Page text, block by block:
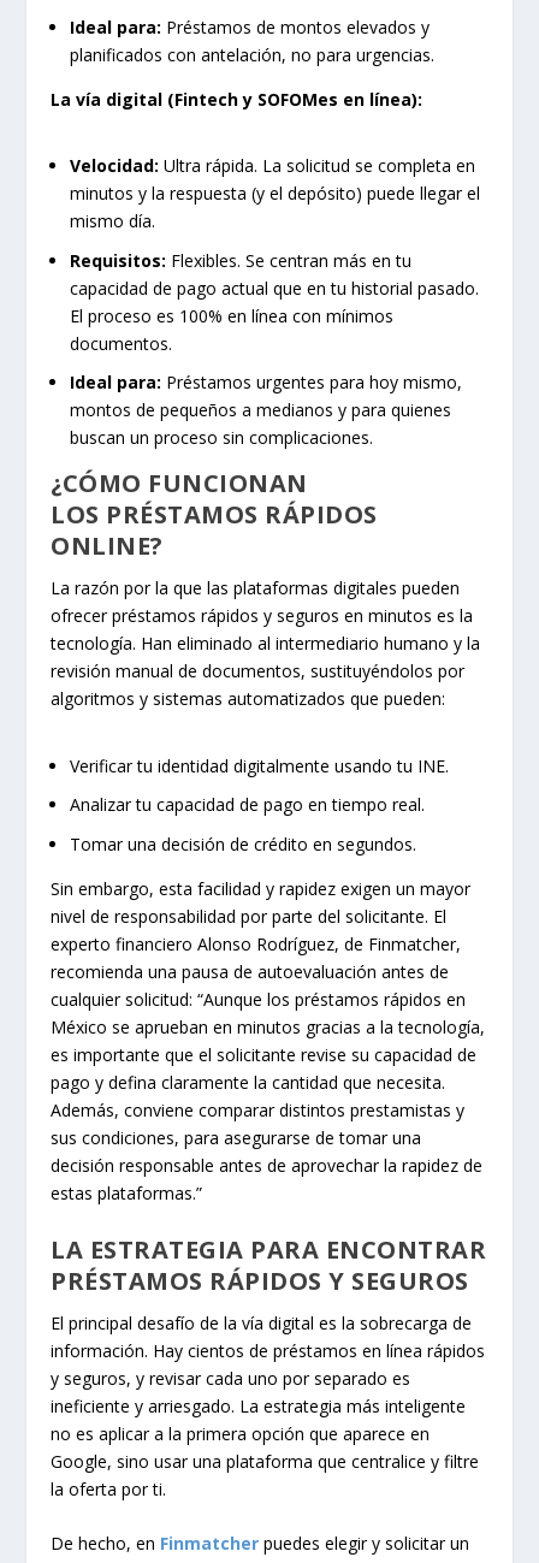
Ideal para: Préstamos de montos elevados y
planificados con antelación, no para urgencias.
La vía digital (Fintech y SOFOMes en línea):
Velocidad: Ultra rápida. La solicitud se completa en
minutos y la respuesta (y el depósito) puede llegar el
mismo día.
Requisitos: Flexibles. Se centran más en tu
capacidad de pago actual que en tu historial pasado.
El proceso es 100% en línea con mínimos
documentos.
Ideal para: Préstamos urgentes para hoy mismo,
montos de pequeños a medianos y para quienes
buscan un proceso sin complicaciones.
¿CÓMO FUNCIONAN
LOS PRÉSTAMOS RÁPIDOS
ONLINE?
La razón por la que las plataformas digitales pueden
ofrecer préstamos rápidos y seguros en minutos es la
tecnología. Han eliminado al intermediario humano y la
revisión manual de documentos, sustituyéndolos por
algoritmos y sistemas automatizados que pueden:
Verificar tu identidad digitalmente usando tu INE.
Analizar tu capacidad de pago en tiempo real.
Tomar una decisión de crédito en segundos.
Sin embargo, esta facilidad y rapidez exigen un mayor
nivel de responsabilidad por parte del solicitante. El
experto financiero Alonso Rodríguez, de Finmatcher,
recomienda una pausa de autoevaluación antes de
cualquier solicitud: “Aunque los préstamos rápidos en
México se aprueban en minutos gracias a la tecnología,
es importante que el solicitante revise su capacidad de
pago y defina claramente la cantidad que necesita.
Además, conviene comparar distintos prestamistas y
sus condiciones, para asegurarse de tomar una
decisión responsable antes de aprovechar la rapidez de
estas plataformas.”
LA ESTRATEGIA PARA ENCONTRAR
PRÉSTAMOS RÁPIDOS Y SEGUROS
El principal desafío de la vía digital es la sobrecarga de
información. Hay cientos de préstamos en línea rápidos
y seguros, y revisar cada uno por separado es
ineficiente y arriesgado. La estrategia más inteligente
no es aplicar a la primera opción que aparece en
Google, sino usar una plataforma que centralice y filtre
la oferta por ti.
De hecho, en Finmatcher puedes elegir y solicitar un